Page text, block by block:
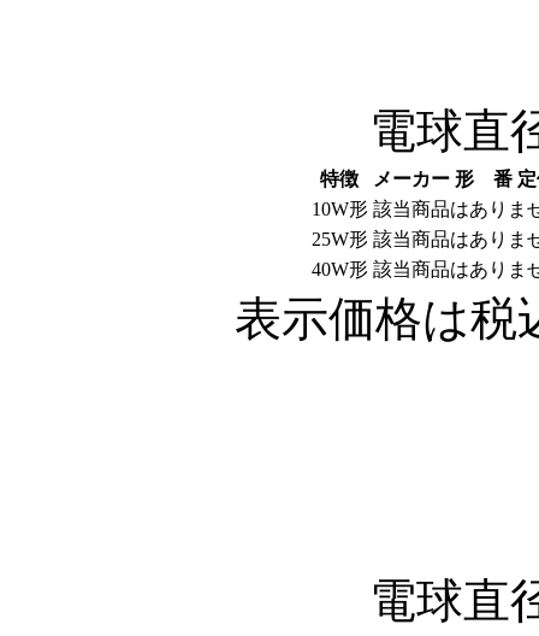
電球直
特徴 メーカー 形 番
10W形 該当商品はありま
25W形 該当商品はありま
40W形 該当商品はありま
表示価格は税
電球直